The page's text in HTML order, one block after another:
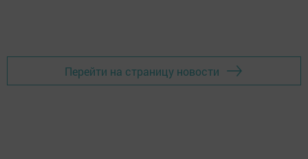
Перейти на страницу новости